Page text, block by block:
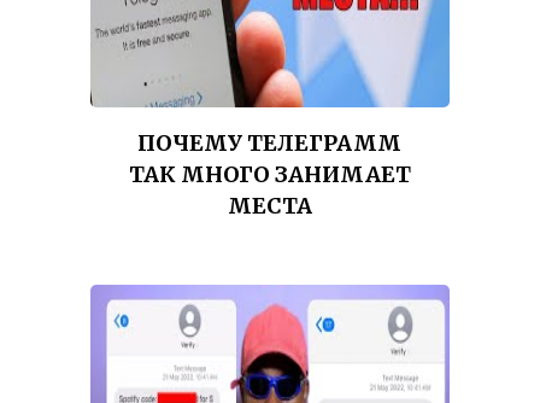
ПОЧЕМУ ТЕЛЕГРАММ
ТАК МНОГО ЗАНИМАЕТ
МЕСТА